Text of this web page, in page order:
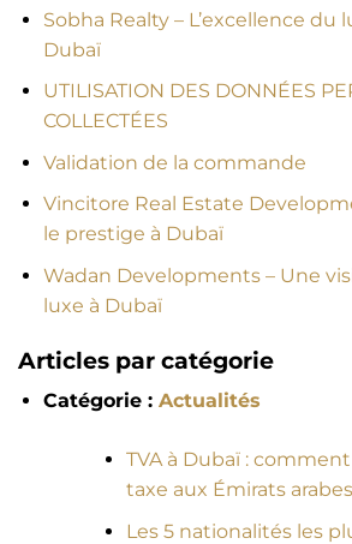
Sobha Realty – L’excellence du
Dubaï
UTILISATION DES DONNÉES
COLLECTÉES
Validation de la commande
Vincitore Real Estate
le prestige à Dubaï
Wadan Developments – Une
luxe à Dubaï
Articles par catégorie
Catégorie : Actualités
TVA à Dubaï :
taxe aux Émirats
Les 5 nationalités les